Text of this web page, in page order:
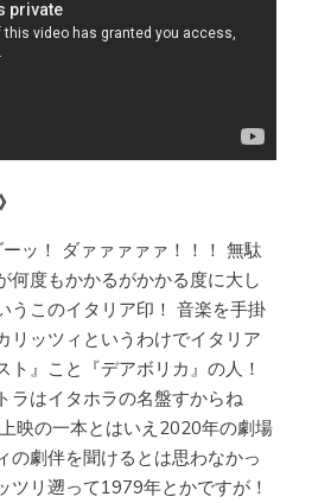
ッ！ ダァァァァァ！！！ 無駄
何度もかかるがかかる度に大し
うこのイタリア印！ 音楽を手掛
リッツィというわけでイタリア
ト』こと『デアボリカ』の人！
ラはイタホラの名盤すからね
映の一本とはいえ2020年の劇場
の劇伴を聞けるとは思わなかっ
ツリ遡って1979年とかですが！